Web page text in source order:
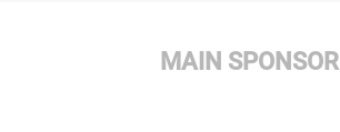
MAIN SPONSOR